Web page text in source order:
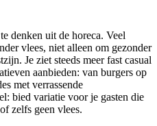
denken uit de horeca. Veel
vlees, niet alleen om gezonder
Je ziet steeds meer fast casual
aanbieden: van burgers op
met verrassende
bied variatie voor je gasten die
zelfs geen vlees.